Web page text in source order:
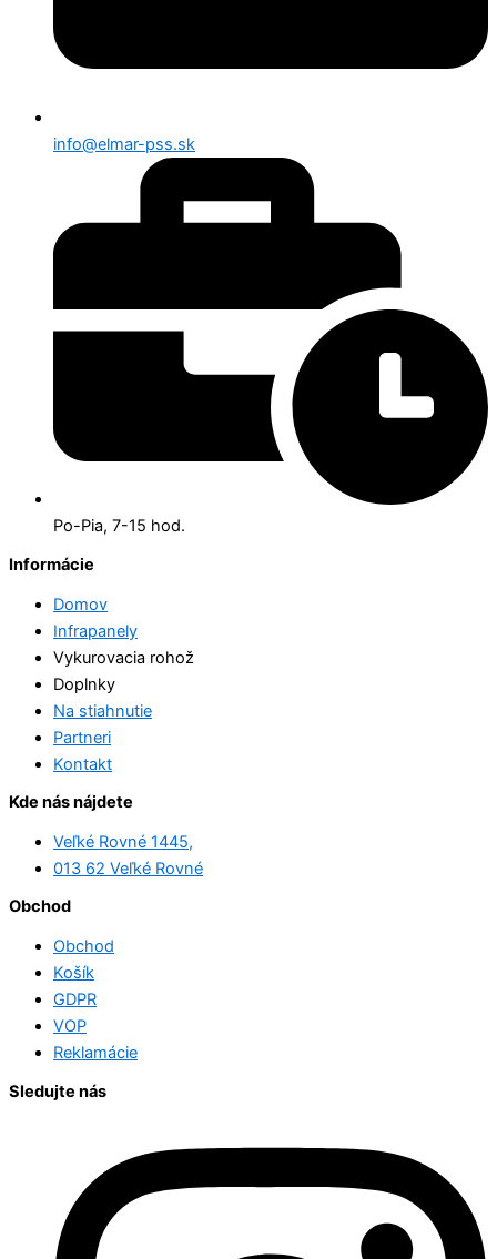
info@elmar-pss.sk
Po-Pia, 7-15 hod.
Informácie
Domov
Infrapanely
Vykurovacia rohož
Doplnky
Na stiahnutie
Partneri
Kontakt
Kde nás nájdete
Veľké Rovné 1445,
013 62 Veľké Rovné
Obchod
Obchod
Košík
GDPR
VOP
Reklamácie
Sledujte nás